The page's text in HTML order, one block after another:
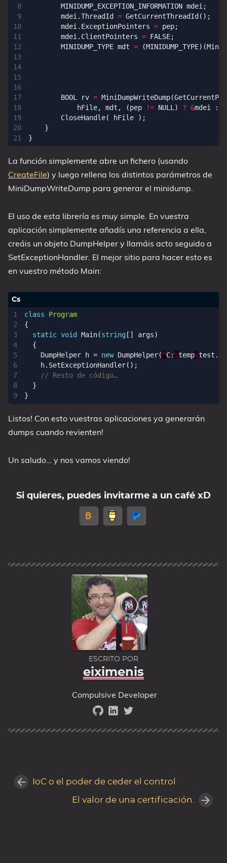
8
9
10
11
14
16
17
18
19
20
21
MINIDUMP_EXCEPTION_INFORMATION mdei;
mdei.ThreadId = GetCurrentThreadId ();
mdei. ExceptionPointers = pep;
mdei. ClientPointers = FALSE;
MINIDUMP_TYPE mdt = (MINIDUMP_TYPE)(
BOOL rv = MiniDumpWriteDump(
hFile, mdt , (pep != NULL) ? &mdei :
CloseHandle( hFile
);
}
}
La función simplemente abre un fichero (usando
CreateFile) y luego rellena los distintos parámetros de
MiniDumpWriteDump para generar el minidump.
El uso de esta librería es muy simple. En vuestra
aplicación simplemente añadís una referencia a ella,
creáis un objeto DumpHelper y llamáis acto seguido a
SetExceptionHandler. El mejor sitio para hacer esto es
en vuestro método Main:
1
4
6
7
8
9
class
Program
{
static void Main(string [] args)
{
DumpHelper
h = new DumpHelper(“C: \temp\test .
h. SetExceptionHandler();
}
}
Listos! Con esto vuestras aplicaciones ya generarán
dumps cuando revienten!
Un saludo… y nos vamos viendo!
Si quieres, puedes invitarme a un café xD
ESCRITO POR
eiximenis
Compulsive Developer
IoC o el poder de ceder el control
El valor de una certificación.